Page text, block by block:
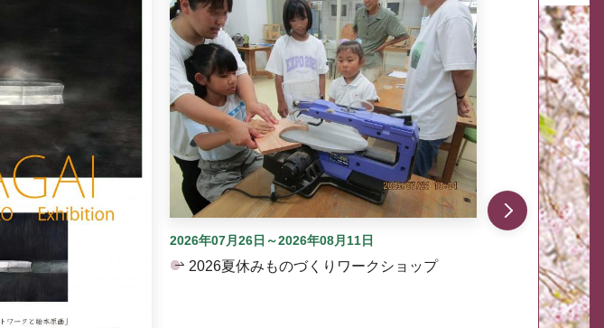
2026年07月26日～2026年08月11日
2026夏休みものづくりワークショップ